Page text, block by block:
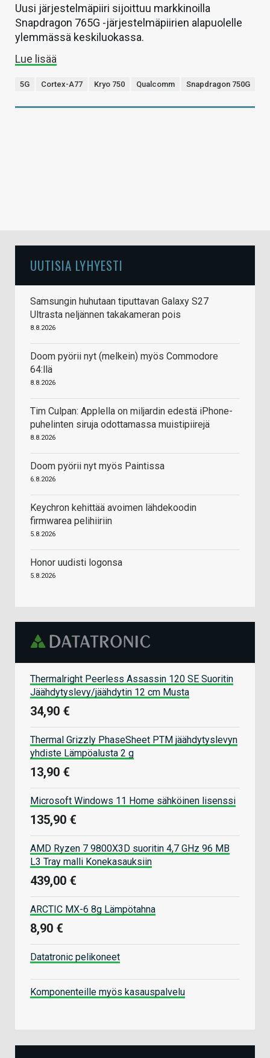
Uusi järjestelmäpiiri sijoittuu markkinoilla
Snapdragon 765G -järjestelmäpiirien alapuolelle
ylemmässä keskiluokassa.
Lue lisää
5G Cortex-A77 Kryo 750 Qualcomm Snapdragon 750G
UUTISIA LYHYESTI
Samsungin huhutaan tiputtavan Galaxy S27
Ultrasta neljännen takakameran pois
8.8.2026
Doom pyörii nyt (melkein) myös Commodore
64:llä
8.8.2026
Tim Culpan: Applella on miljardin edestä iPhone-
puhelinten siruja odottamassa muistipiirejä
8.8.2026
Doom pyörii nyt myös Paintissa
6.8.2026
Keychron kehittää avoimen lähdekoodin
firmwarea pelihiiriin
5.8.2026
Honor uudisti logonsa
5.8.2026
Thermalright Peerless Assassin 120 SE Suoritin
Jäähdytyslevy/jäähdytin 12 cm Musta
34,90 €
Thermal Grizzly PhaseSheet PTM jäähdytyslevyn
yhdiste Lämpöalusta 2 g
13,90 €
Microsoft Windows 11 Home sähköinen lisenssi
135,90 €
AMD Ryzen 7 9800X3D suoritin 4,7 GHz 96 MB
L3 Tray malli Konekasauksiin
439,00 €
ARCTIC MX-6 8g Lämpötahna
8,90 €
Datatronic pelikoneet
Komponenteille myös kasauspalvelu